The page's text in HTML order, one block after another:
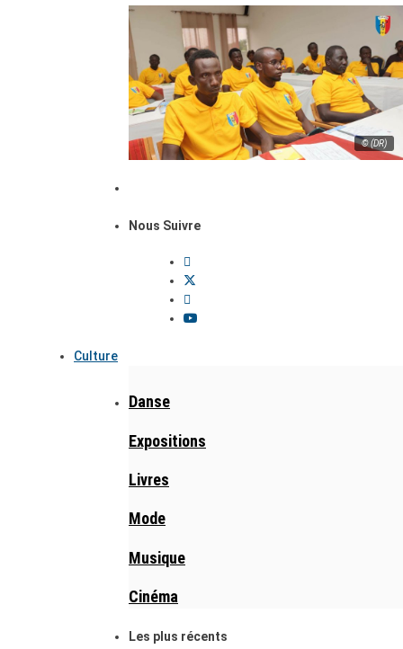
© (DR)
Nous Suivre
Culture
Danse
Expositions
Livres
Mode
Musique
Cinéma
Les plus récents